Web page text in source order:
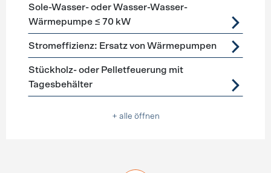
Sole-Wasser- oder Wasser-Wasser-
Wärmepumpe ≤ 70 kW
Stromeffizienz: Ersatz von Wärmepumpen
Stückholz- oder Pelletfeuerung mit
Tagesbehälter
+ alle öffnen